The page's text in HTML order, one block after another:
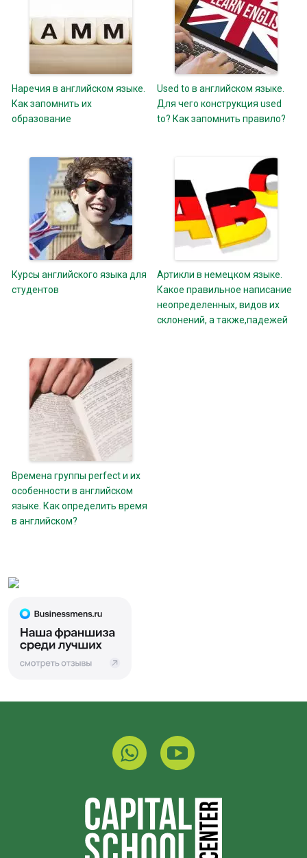
Наречия в английском языке.
Как запомнить их
образование
Used to в английском языке.
Для чего конструкция used
to? Как запомнить правило?
Курсы английского языка для
студентов
Артикли в немецком языке.
Какое правильное написание
неопределенных, видов их
склонений, а также,падежей
Времена группы perfect и их
особенности в английском
языке. Как определить время
в английском?